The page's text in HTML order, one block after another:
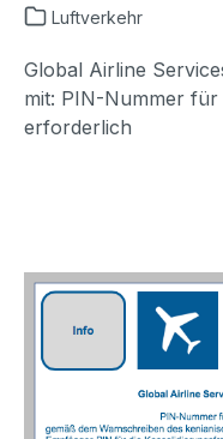
Luftverkehr
Global Airline
mit: PIN-Nummer
erforderlich